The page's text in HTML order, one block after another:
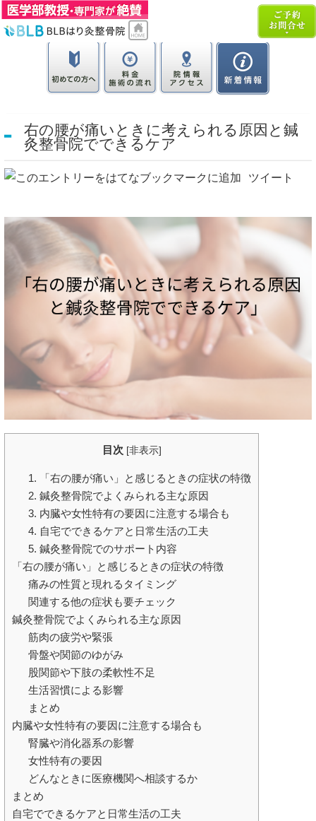
右の腰が痛いときに考えられる原因と鍼
灸整骨院でできるケア
ツイート
目次 [非表示]
1. 「右の腰が痛い」と感じるときの症状の特徴
2. 鍼灸整骨院でよくみられる主な原因
3. 内臓や女性特有の要因に注意する場合も
4. 自宅でできるケアと日常生活の工夫
5. 鍼灸整骨院でのサポート内容
「右の腰が痛い」と感じるときの症状の特徴
痛みの性質と現れるタイミング
関連する他の症状も要チェック
鍼灸整骨院でよくみられる主な原因
筋肉の疲労や緊張
骨盤や関節のゆがみ
股関節や下肢の柔軟性不足
生活習慣による影響
まとめ
内臓や女性特有の要因に注意する場合も
腎臓や消化器系の影響
女性特有の要因
どんなときに医療機関へ相談するか
まとめ
自宅でできるケアと日常生活の工夫